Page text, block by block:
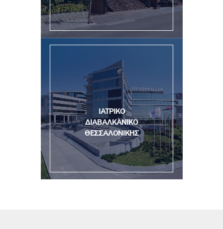
ΙΑΤΡΙΚΟ
ΔΙΑΒΑΛΚΑΝΙΚΟ
ΘΕΣΣΑΛΟΝΙΚΗΣ